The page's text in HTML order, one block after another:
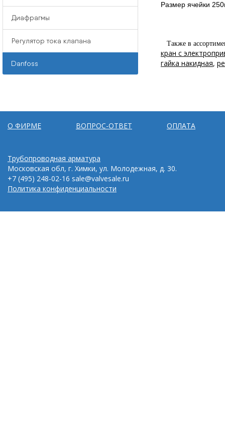
Размер ячейки
Также в
кран с
гайка накидная,
Диафрагмы
Регулятор тока клапана
Danfoss
О ФИРМЕ ВОПРОС-ОТВЕТ ОПЛАТА
Трубопроводная арматура
Московская обл, г. Химки, ул. Молодежная, д. 30.
+7 (495) 248-02-16 sale@valvesale.ru
Политика конфиденциальности